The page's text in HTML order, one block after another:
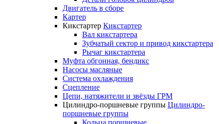
Двигатель в сборе
Картер
Кикстартер Кикстартер
Вал кикстартера
Зубчатый сектор и привод кикстартера
Рычаг кикстартера
Муфта обгонная, бендикс
Насосы масляные
Система охлаждения
Сцепление
Цепи, натяжители и звёзды ГРМ
Цилиндро-поршневые группы Цилиндро-
поршневые группы
Кольца поршневые